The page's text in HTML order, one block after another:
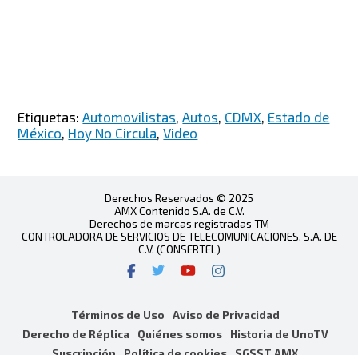
Etiquetas:Automovilistas ,Autos CDMX Estado de
México Hoy No Circula ,Video
Derechos Reservados © 2025
AMX Contenido S.A. de C.V.
Derechos de marcas registradas TM
CONTROLADORA DE SERVICIOS DE TELECOMUNICACIONES, S.A. DE
C.V. (CONSERTEL)
Términos de Uso
Aviso de Privacidad
Derecho de Réplica
Quiénes somos
Historia de UnoTV